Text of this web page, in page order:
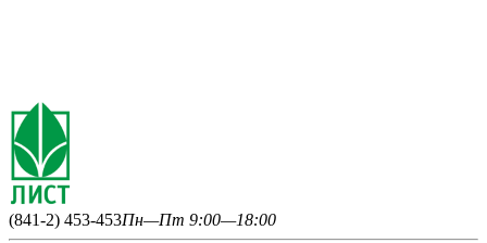
(841-2) 453-453Пн—Пт 9:00—18:00